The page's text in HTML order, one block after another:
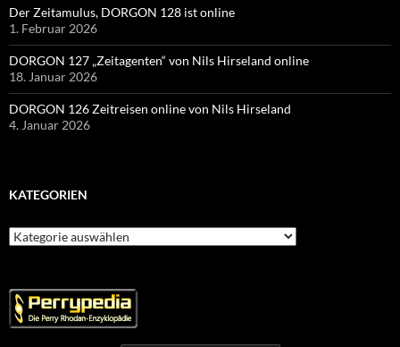
Der Zeitamulus, DORGON 128 ist online
1. Februar 2026
DORGON 127 „Zeitagenten“ von Nils Hirseland online
18. Januar 2026
DORGON 126 Zeitreisen online von Nils Hirseland
4. Januar 2026
KATEGORIEN
Kategorien